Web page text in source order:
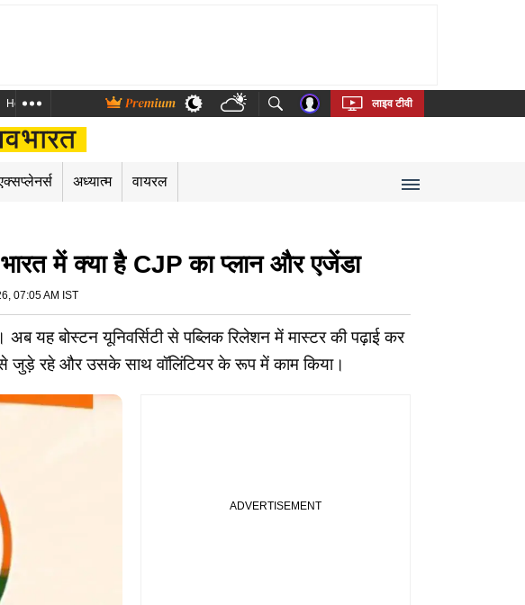
Health and Me Marathi Bengali Telugu Tamil Kannada Malayalam
लाइव टीवी
अध्यात्म वायरल
में क्या है CJP का प्लान और एजेंडा
07:05 AM IST
बोस्टन यूनिवर्सिटी से पब्लिक रिलेशन में मास्टर की पढ़ाई कर
जुड़े रहे और उसके साथ वॉलिंटियर के रूप में काम किया।